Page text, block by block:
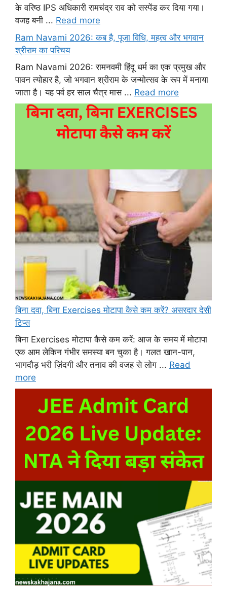
के वरिष्ठ IPS अधिकारी रामचंद्र राव को सस्पेंड कर दिया गया।
वजह बनी ... Read more
Ram Navami 2026: कब है, पूजा विधि, महत्व और भगवान
श्रीराम का परिचय
Ram Navami 2026: रामनवमी हिंदू धर्म का एक प्रमुख और
पावन त्योहार है, जो भगवान श्रीराम के जन्मोत्सव के रूप में मनाया
जाता है। यह पर्व हर साल चैत्र मास ... Read more
बिना दवा, बिना Exercises मोटापा कैसे कम करें? असरदार देसी
टिप्स
बिना Exercises मोटापा कैसे कम करें: आज के समय में मोटापा
एक आम लेकिन गंभीर समस्या बन चुका है। गलत खान-पान,
भागदौड़ भरी ज़िंदगी और तनाव की वजह से लोग ... Read
more